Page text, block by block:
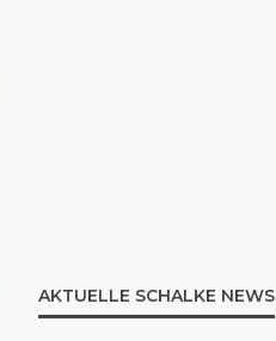
AKTUELLE SCHALKE NEWS